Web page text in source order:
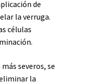
de
la verruga.
células
severos, se
la